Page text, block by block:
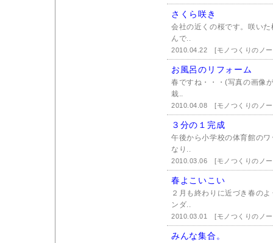
さくら咲き
会社の近くの桜です。咲い
んで..
2010.04.22[モノつくりのノ
お風呂のリフォーム
春ですね・・・(写真の画像
栽..
2010.04.08[モノつくりのノ
３分の１完成
午後から小学校の体育館の
なり..
2010.03.06[モノつくりのノ
春よこいこい
２月も終わりに近づき春の
ンダ..
2010.03.01[モノつくりのノ
みんな集合。